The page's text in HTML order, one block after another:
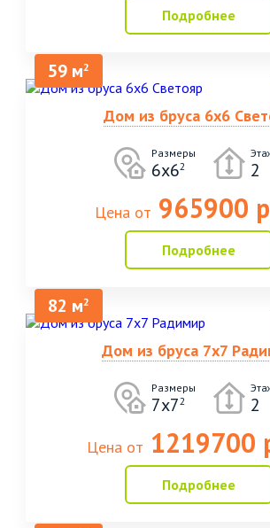
Подробнее
59 м2
Дом из бруса 6х6
Размеры
6х62 2
Цена от 965900
Подробнее
82 м2
Дом из бруса 7х7
Размеры
7х72 2
Цена от 1219700
Подробнее